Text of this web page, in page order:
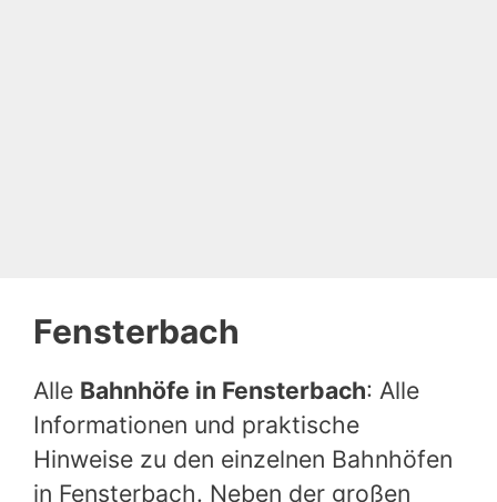
Fensterbach
Alle Bahnhöfe in Fensterbach: Alle
Informationen und praktische
Hinweise zu den einzelnen Bahnhöfen
in Fensterbach. Neben der großen